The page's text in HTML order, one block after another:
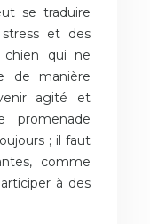
se traduire
stress et des
chien qui ne
de manière
agité et
promenade
; il faut
comme
à des